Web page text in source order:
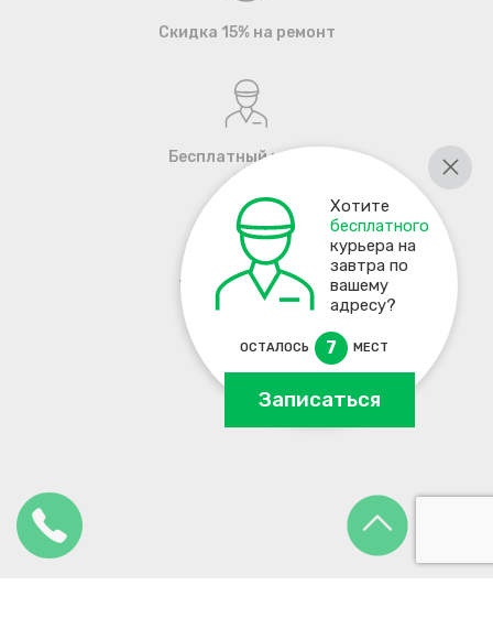
Хотите
бесплатного
курьера на
завтра по
вашему
адресу?
ОСТАЛОСЬ 7 МЕСТ
Записаться
Скидка 15% на ремонт
Бесплатный курьер
+7 495 137-93-17